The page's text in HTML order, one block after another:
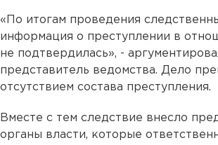
«По итогам проведения
информация о преступлении в
не подтвердилась», -
представитель ведомства. Дело
отсутствием состава преступления.
Вместе с тем следствие внесло
органы власти, которые